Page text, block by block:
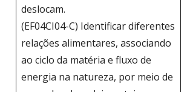
deslocam.
(EF04CI04-C) Identificar diferentes
relações alimentares, associando
ao ciclo da matéria e fluxo de
energia na natureza, por meio de